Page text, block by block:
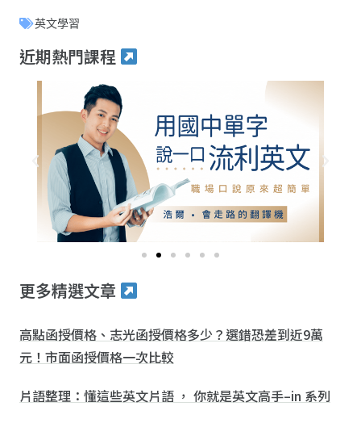
英文學習
近期熱門課程
更多精選文章
高點函授價格、志光函授價格多少？選錯恐差到近9萬
元！市面函授價格一次比較
片語整理：懂這些英文片語 ， 你就是英文高手–in 系列